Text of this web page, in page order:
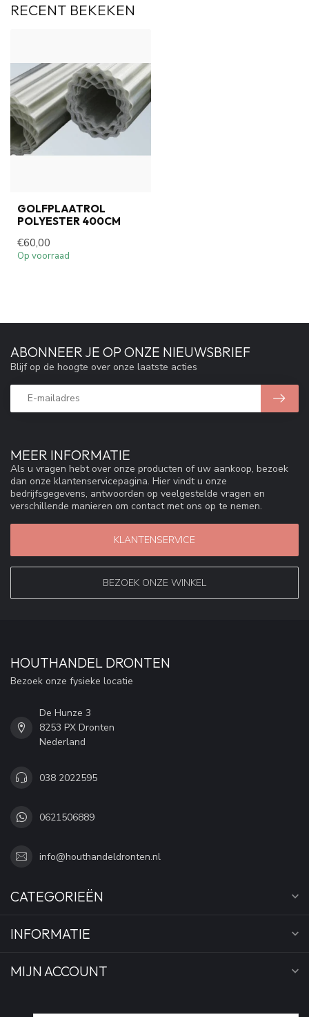
RECENT BEKEKEN
GOLFPLAATROL
POLYESTER 400CM
€60,00
Op voorraad
MEER INFORMATIE
Als u vragen hebt over onze producten of uw aankoop, bezoek
dan onze klantenservicepagina. Hier vindt u onze
bedrijfsgegevens, antwoorden op veelgestelde vragen en
verschillende manieren om contact met ons op te nemen.
KLANTENSERVICE
BEZOEK ONZE WINKEL
ABONNEER JE OP ONZE NIEUWSBRIEF
Blijf op de hoogte over onze laatste acties
HOUTHANDEL DRONTEN
Bezoek onze fysieke locatie
De Hunze 3
8253 PX Dronten
Nederland
038 2022595
0621506889
info@houthandeldronten.nl
CATEGORIEËN
INFORMATIE
MIJN ACCOUNT